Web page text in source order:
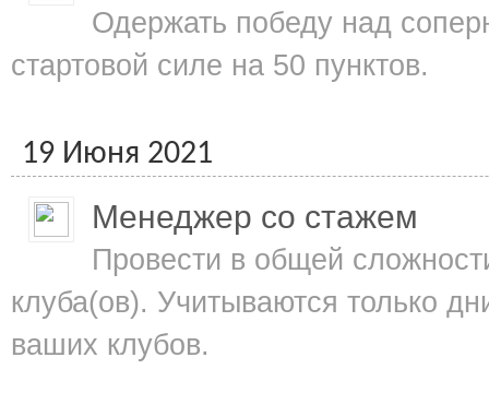
Одержать победу над
стартовой силе на 50 пунктов.
19 Июня 2021
Менеджер со стажем
Провести в общей
клуба(ов). Учитываются только
ваших клубов.